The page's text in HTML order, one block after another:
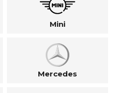
Mini
Mercedes